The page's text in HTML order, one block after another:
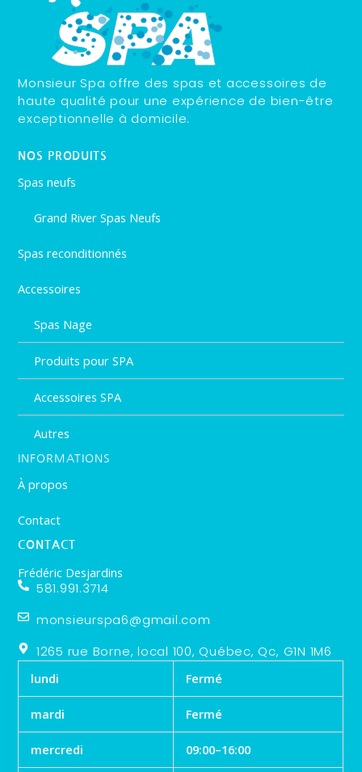
Monsieur Spa offre des spas et accessoires de
haute qualité pour une expérience de bien-être
exceptionnelle à domicile.
NOS PRODUITS
Spas neufs
Grand River Spas Neufs
Spas reconditionnés
Accessoires
Spas Nage
Produits pour SPA
Accessoires SPA
Autres
INFORMATIONS
À propos
Contact
CONTACT
Frédéric Desjardins
581.991.3714
monsieurspa6@gmail.com
1265 rue Borne, local 100, Québec, Qc, G1N 1M6
lundi Fermé
mardi Fermé
mercredi 09:00–16:00